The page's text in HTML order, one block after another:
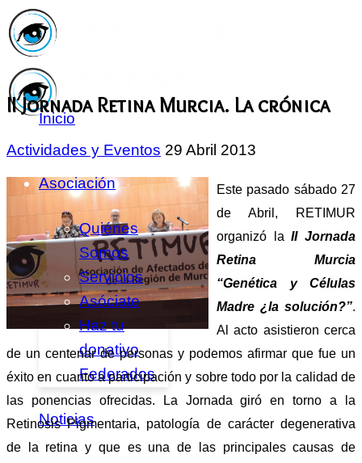
Inicio
Asociación
Quiénes
Somos
Servicios
Asóciate
Haz tu
donativo
Federados
Noticias
II Jornada Retina Murcia. La crónica
Actividades y Eventos 29 Abril 2013
Este pasado sábado 27
de Abril, RETIMUR
organizó laII Jornada
Retina Murcia
“Genética y Células
Madre ¿la solución?”.
Al acto asistieron cerca
de un centenar de personas y podemos afirmar que fue un
éxito en cuanto a participación y sobre todo por la calidad de
las ponencias ofrecidas. La Jornada giró en torno a la
Retinosis Pigmentaria, patología de carácter degenerativa
de la retina y que es una de las principales causas de